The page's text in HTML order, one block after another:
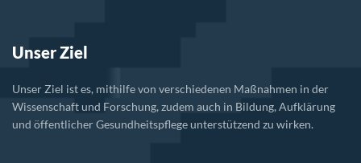
Unser Ziel
Unser Ziel ist es, mithilfe von verschiedenen Maßnahmen in der
Wissenschaft und Forschung, zudem auch in Bildung, Aufklärung
und öffentlicher Gesundheitspflege unterstützend zu wirken.